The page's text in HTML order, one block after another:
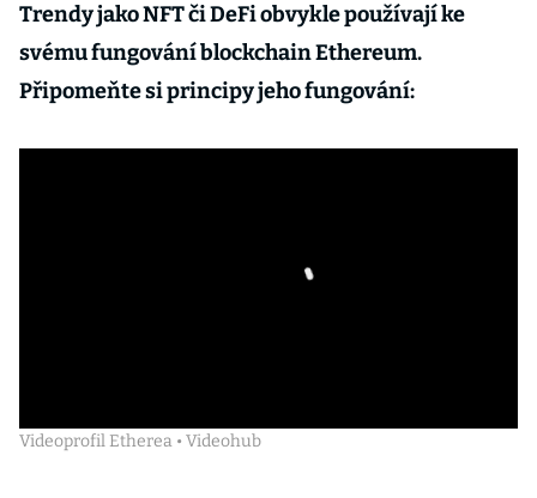
Trendy jako NFT či DeFi obvykle používají ke
svému fungování blockchain Ethereum.
Připomeňte si principy jeho fungování:
Videoprofil Etherea • Videohub